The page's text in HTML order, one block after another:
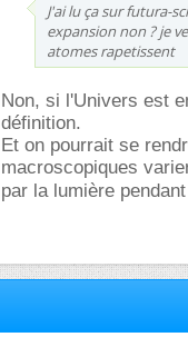
J'ai lu ça sur futura-
expansion non ? je
atomes rapetissent
Non, si l'Univers est
définition.
Et on pourrait se
macroscopiques
par la lumière